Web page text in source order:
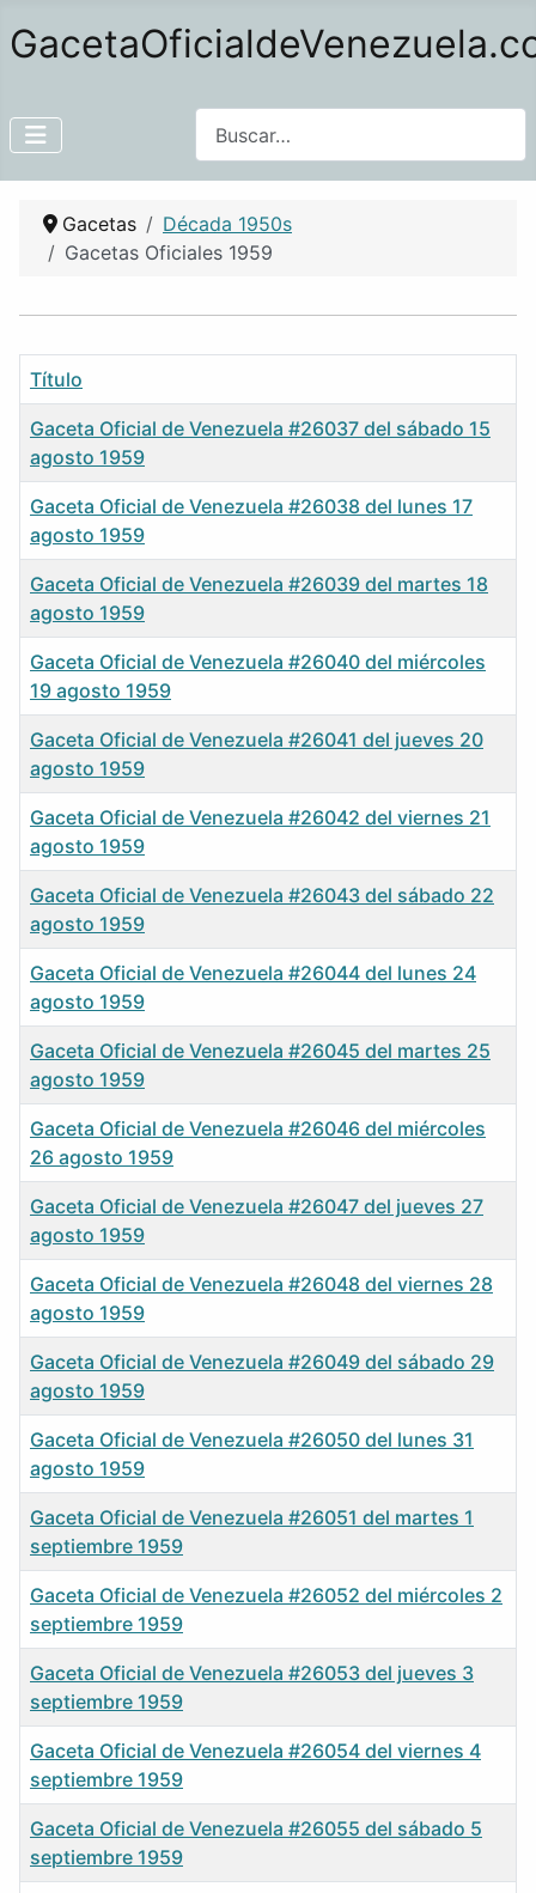
Gacetas
Década 1950s
Gacetas Oficiales 1959
Título
Gaceta Oficial de Venezuela #26037 del sábado 15
agosto 1959
Gaceta Oficial de Venezuela #26038 del lunes 17
agosto 1959
Gaceta Oficial de Venezuela #26039 del martes 18
agosto 1959
Gaceta Oficial de Venezuela #26040 del miércoles
19 agosto 1959
Gaceta Oficial de Venezuela #26041 del jueves 20
agosto 1959
Gaceta Oficial de Venezuela #26042 del viernes 21
agosto 1959
Gaceta Oficial de Venezuela #26043 del sábado 22
agosto 1959
Gaceta Oficial de Venezuela #26044 del lunes 24
agosto 1959
Gaceta Oficial de Venezuela #26045 del martes 25
agosto 1959
Gaceta Oficial de Venezuela #26046 del miércoles
26 agosto 1959
Gaceta Oficial de Venezuela #26047 del jueves 27
agosto 1959
Gaceta Oficial de Venezuela #26048 del viernes 28
agosto 1959
Gaceta Oficial de Venezuela #26049 del sábado 29
agosto 1959
Gaceta Oficial de Venezuela #26050 del lunes 31
agosto 1959
Gaceta Oficial de Venezuela #26051 del martes 1
septiembre 1959
Gaceta Oficial de Venezuela #26052 del miércoles 2
septiembre 1959
Gaceta Oficial de Venezuela #26053 del jueves 3
septiembre 1959
Gaceta Oficial de Venezuela #26054 del viernes 4
septiembre 1959
Gaceta Oficial de Venezuela #26055 del sábado 5
septiembre 1959